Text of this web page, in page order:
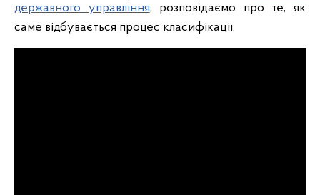
державного управління, розповідаємо про те, як
саме відбувається процес класифікації.